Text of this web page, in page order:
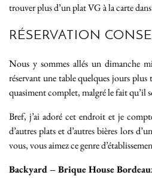
trouver plus d’un plat VG à la carte
RÉSERVATION
Nous y sommes allés un dimanche
réservant une table quelques jours
quasiment complet, malgré le fait qu’il
Bref, j’ai adoré cet endroit et je
d’autres plats et d’autres bières lors
vous, vous aimez ce genre
Backyard – Brique House